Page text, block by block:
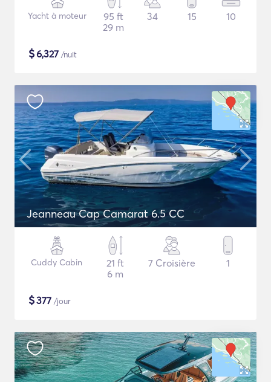
Yacht à moteur
95 ft
29 m
34 15 10
$6,327 /nuit
Jeanneau Cap Camarat 6.5 CC
Cuddy Cabin
21 ft
6 m
7 Croisière 1
$377 /jour